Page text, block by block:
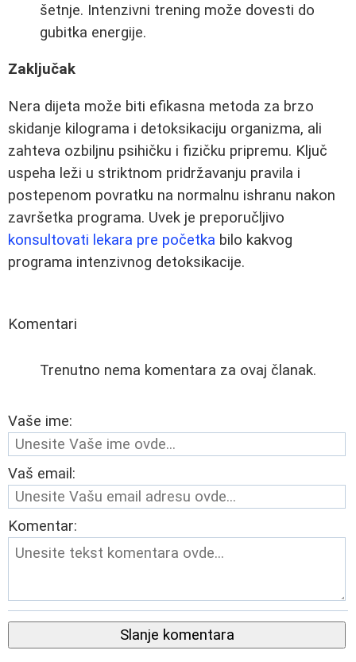
šetnje. Intenzivni trening može dovesti do
gubitka energije.
Zaključak
Nera dijeta može biti efikasna metoda za brzo
skidanje kilograma i detoksikaciju organizma, ali
zahteva ozbiljnu psihičku i fizičku pripremu. Ključ
uspeha leži u striktnom pridržavanju pravila i
postepenom povratku na normalnu ishranu nakon
završetka programa. Uvek je preporučljivo
konsultovati lekara pre početka bilo kakvog
programa intenzivnog detoksikacije.
Komentari
Trenutno nema komentara za ovaj članak.
Vaše ime:
Vaš email:
Komentar:
Slanje komentara